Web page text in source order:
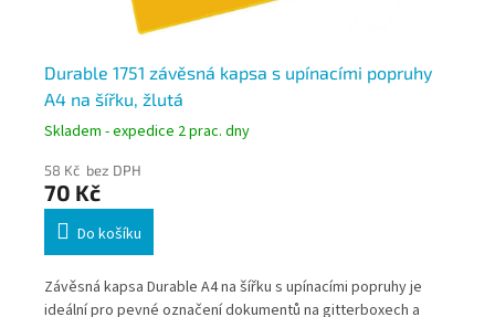
Durable 1751 závěsná kapsa s upínacími popruhy
A4 na šířku, žlutá
Skladem - expedice 2 prac. dny
58 Kč bez DPH
70 Kč
Do košíku
Závěsná kapsa Durable A4 na šířku s upínacími popruhy je
ideální pro pevné označení dokumentů na gitterboxech a